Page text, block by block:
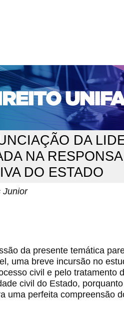
ACESSO CADASTRO
DE Nº 1 A 100 WEBMAIL
> Junior
DA
NA
DO ESTADO
Junior
da presente temática
uma breve incursão no
civil e pelo tratamento
civil do Estado,
uma perfeita compreensão